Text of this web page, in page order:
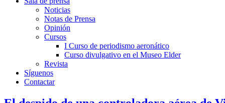
Noticias
Notas de Prensa
Opinión
Cursos
I Curso de periodismo aeronático
Curso divulgativo en el Museo Elder
Revista
Síguenos
Contactar